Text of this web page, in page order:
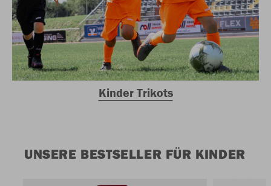
Kinder Trikots
UNSERE BESTSELLER FÜR KINDER